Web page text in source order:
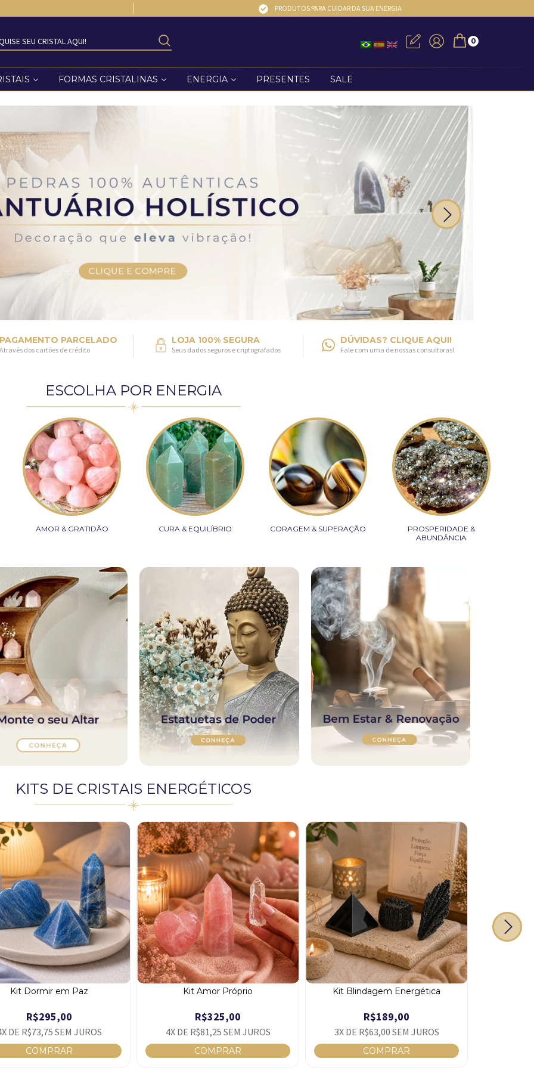
PRODUTOS PARA CUIDAR DA SUA ENERGIA
0
FORMAS CRISTALINAS ENERGIA PRESENTES SALE
PARCELADO
dos cartões de crédito
LOJA 100% SEGURA
Seus dados seguros e criptografados
DÚVIDAS? CLIQUE AQUI!
Fale com uma de nossas consultoras!
ESCOLHA POR ENERGIA
AMOR & GRATIDÃO CURA & EQUILÍBRIO CORAGEM & SUPERAÇÃO
PROSPERIDADE &
ABUNDÂNCIA
KITS DE CRISTAIS ENERGÉTICOS
Kit Dormir em Paz
R$295,00
X DE R$73,75 SEM JUROS
Kit Amor Próprio
R$325,00
4X DE R$81,25 SEM JUROS
Kit Blindagem Energética
R$189,00
3X DE R$63,00 SEM JUROS